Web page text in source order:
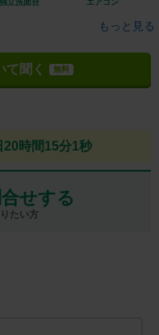
独立洗面台 エアコン
もっと見る
て聞く 無料
20時間15分0秒
せする
たい方